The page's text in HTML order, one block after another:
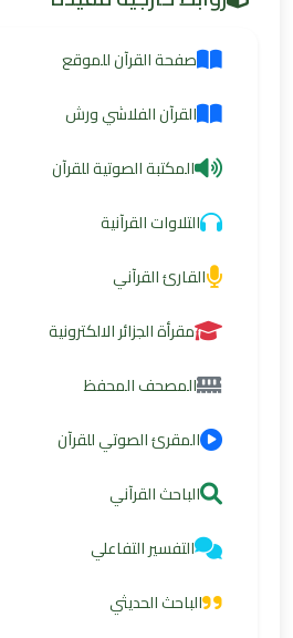
صفحة القرآن للموقع
القرآن الفلاشي ورش
المكتبة الصوتية للقرآن
التلاوات القرآنية
القارئ القرآني
مقرأة الجزائر الالكترونية
المصحف المحفظ
المقرئ الصوتي للقرآن
الباحث القرآني
التفسير التفاعلي
الباحث الحديثي